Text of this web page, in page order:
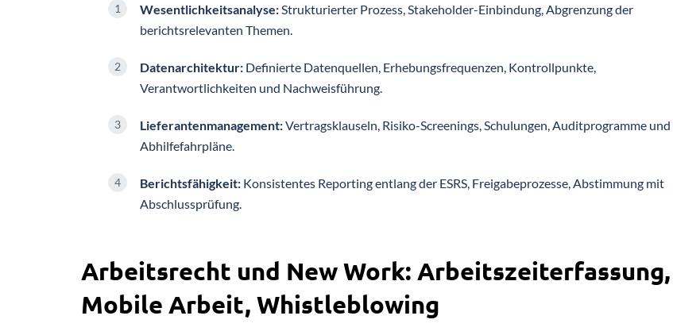
Wesentlichkeitsanalyse:Strukturierter Prozess, Stakeholder-Einbindung, Abgrenzung der
berichtsrelevanten Themen.
Datenarchitektur: Definierte Datenquellen, Erhebungsfrequenzen, Kontrollpunkte,
Verantwortlichkeiten und Nachweisführung.
Lieferantenmanagement:Vertragsklauseln, Risiko-Screenings, Schulungen, Auditprogramme und
Abhilfefahrpläne.
Berichtsfähigkeit: Konsistentes Reporting entlang der ESRS, Freigabeprozesse, Abstimmung mit
Abschlussprüfung.
Arbeitsrecht und New Work: Arbeitszeiterfassung,
Mobile Arbeit, Whistleblowing